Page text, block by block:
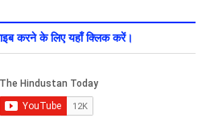
करने के लिए यहाँ क्लिक करें।